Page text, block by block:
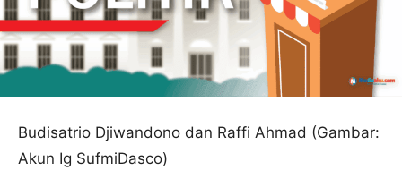
Budisatrio Djiwandono dan Raffi Ahmad (Gambar:
Akun Ig SufmiDasco)